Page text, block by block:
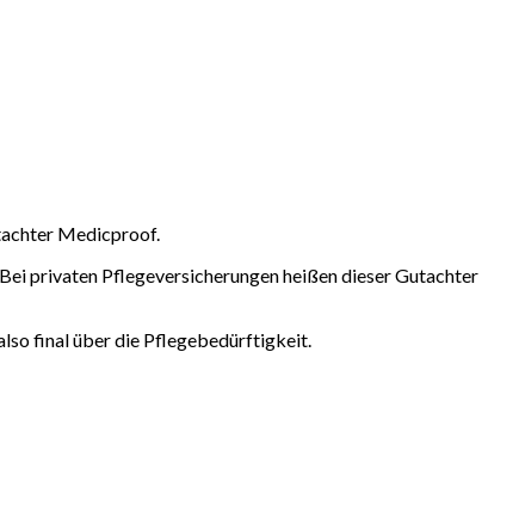
Medicproof.
privaten Pflegeversicherungen heißen dieser Gutachter
final über die Pflegebedürftigkeit.